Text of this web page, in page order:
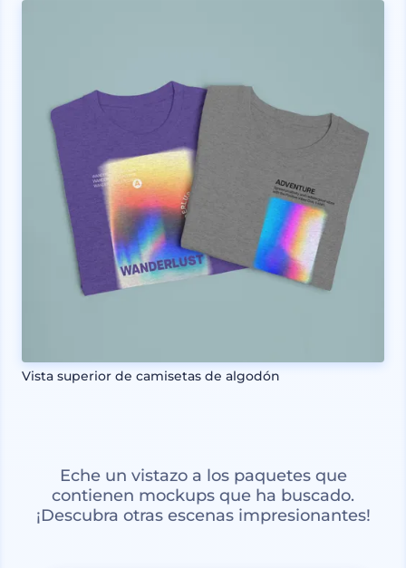
Vista superior de camisetas de algodón
Eche un vistazo a los paquetes que
contienen mockups que ha buscado.
¡Descubra otras escenas impresionantes!